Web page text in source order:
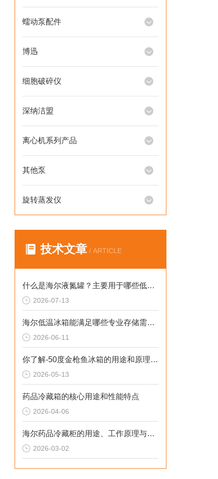
蠕动泵配件
博迅
细胞破碎仪
深纳洁盟
离心机系列产品
其他泵
旋转蒸发仪
技术文章 / ARTICLE
什么是海尔液氮罐？主要用于哪些低温存储场景？
2026-07-13
海尔低温冰箱能满足哪些专业存储需求？
2026-06-11
你了解-50度金枪鱼冰箱的用途和原理吗？
2026-05-13
药品冷藏箱的核心用途和性能特点
2026-04-06
海尔药品冷藏柜的用途、工作原理与使用注意事项
2026-03-02